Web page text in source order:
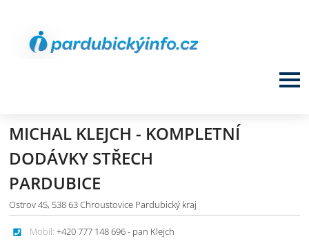
MICHAL KLEJCH - KOMPLETNÍ
DODÁVKY STŘECH
PARDUBICE
Ostrov 45, 538 63 Chroustovice Pardubický kraj
Mobil: +420 777 148 696 - pan Klejch